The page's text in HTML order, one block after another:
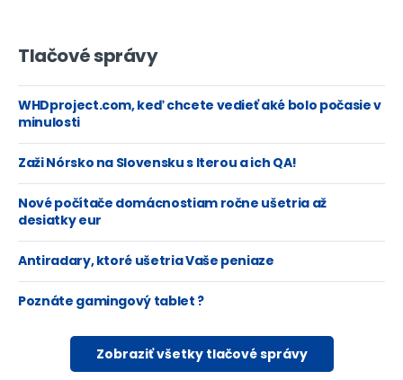
Tlačové správy
WHDproject.com, keď chcete vedieť aké bolo počasie v
minulosti
Zaži Nórsko na Slovensku s Iterou a ich QA!
Nové počítače domácnostiam ročne ušetria až
desiatky eur
Antiradary, ktoré ušetria Vaše peniaze
Poznáte gamingový tablet ?
Zobraziť všetky tlačové správy